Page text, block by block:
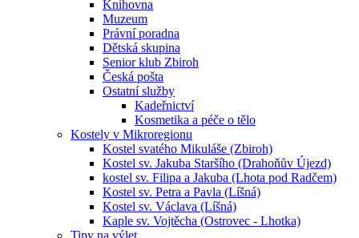
Knihovna
Muzeum
Právní poradna
Dětská skupina
Senior klub Zbiroh
Česká pošta
Ostatní služby
Kadeřnictví
Kosmetika a péče o tělo
Kostely v Mikroregionu
Kostel svatého Mikuláše (Zbiroh)
Kostel sv. Jakuba Staršího (Drahoňův Újezd)
kostel sv. Filipa a Jakuba (Lhota pod Radčem)
Kostel sv. Petra a Pavla (Líšná)
Kostel sv. Václava (Líšná)
Kaple sv. Vojtěcha (Ostrovec - Lhotka)
Tipy na výlet